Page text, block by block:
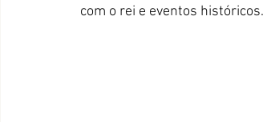
com o rei e eventos históricos.